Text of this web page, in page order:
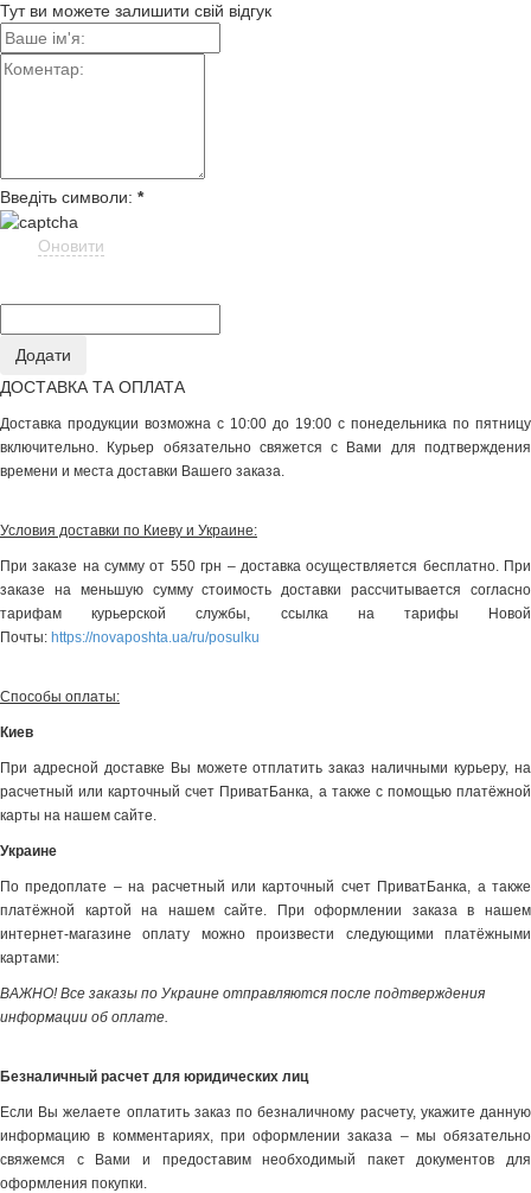
Тут ви можете залишити свій відгук
Введіть символи: *
Оновити
ДОСТАВКА ТА ОПЛАТА
Доставка продукции возможна с 10:00 до 19:00 с понедельника по пятницу
включительно. Курьер обязательно свяжется с Вами для подтверждения
времени и места доставки Вашего заказа.
Условия доставки по Киеву и Украине:
При заказе на сумму от 550 грн – доставка осуществляется бесплатно. При
заказе на меньшую сумму стоимость доставки рассчитывается согласно
тарифам курьерской службы, ссылка на тарифы Новой
Почты: https://novaposhta.ua/ru/posulku
Способы оплаты:
Киев
При адресной доставке Вы можете отплатить заказ наличными курьеру, на
расчетный или карточный счет ПриватБанка, а также с помощью платёжной
карты на нашем сайте.
Украине
По предоплате – на расчетный или карточный счет ПриватБанка, а также
платёжной картой на нашем сайте. При оформлении заказа в нашем
интернет-магазине оплату можно произвести следующими платёжными
картами:
ВАЖНО! Все заказы по Украине отправляются после подтверждения
информации об оплате.
Безналичный расчет для юридических лиц
Если Вы желаете оплатить заказ по безналичному расчету, укажите данную
информацию в комментариях, при оформлении заказа – мы обязательно
свяжемся с Вами и предоставим необходимый пакет документов для
оформления покупки.